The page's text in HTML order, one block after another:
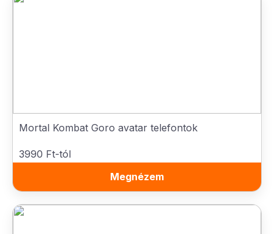
Mortal Kombat Goro avatar telefontok
3990 Ft-tól
Megnézem